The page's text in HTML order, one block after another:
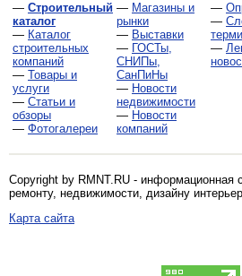
— Строительный
каталог
— Каталог
строительных
компаний
— Товары и
услуги
— Статьи и
обзоры
— Фотогалереи
— Магазины и
рынки
— Выставки
— ГОСТы,
СНИПы,
СанПиНы
— Новости
недвижимости
— Новости
компаний
—
—
—
Copyright by RMNT.RU - информационная
ремонту, недвижимости, дизайну
Карта сайта